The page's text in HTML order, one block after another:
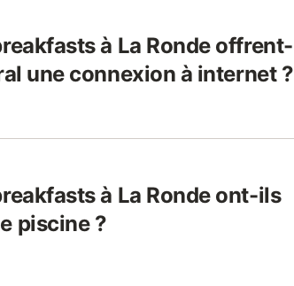
à La Ronde offrent-
une connexion à internet ?
à La Ronde ont-ils
piscine ?